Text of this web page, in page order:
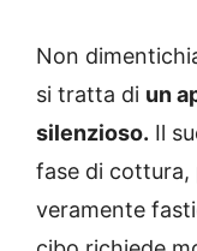
Non
si tratta di un
silenzioso. Il
fase di
veramente